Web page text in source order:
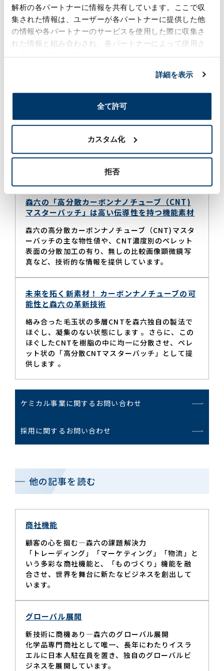
解析の各パートナーに情報を共有しています。ここで収
集された情報は、ユーザーが各パートナーに提供した他
の情報や各パートナーのサービスを使用した際に収集さ
れた情報と組み合わされ、各パートナーによって使用さ
詳細を表示
全て許可
カスタム化
拒否
森六の高分散カーボンマスターバッチが
選ばれる理由
低添加量でも高導電性 → 柔らかさをキープ
高い分散性と均一性 → 電磁波シールド
森六の高分散カーボンマスターバッチは、「柔らかさ」
「導電性」「軽量性」という相反する要素を同時に満た
次世代モビリティ、IoT、ヘルスケア、スマートテキスタ
イルなど、未来を支える分野での活用が期待されていま
森六の「高分散カーボンナノチューブ（CNT)
マスターバッチ」は高い伝導性を持つ機能素材
森六の高分散カーボンナノチューブ（CNT)マスタ
ーバッチの主な物性値や、CNT濃度別のペレット
表面の分散加工の有り、無しの比較画像顕微鏡写
真など、技術的な情報を提供しています。
未来を拓く新素材！ カーボンナノチューブの可
能性と森六の革新技術
絡み合った毛玉状の多層CNTを森六独自の製法で
ほぐし、凝集のない状態にします 。さらに、この
ほぐしたCNTを樹脂の中に均一に分散させ、ペレ
ット状の「高分散CNTマスターバッチ」として提
供します 。
ケミカル事業に関するお問い合わせ
採用に関するお問い合わせ
他の記事を読む
商社機能
顧客の心を掴む—森六の課題解決力
「トレーディング」「マーケティング」「物流」と
いう多彩な商社機能と、「ものづくり」機能を融
合させ、世界を舞台に新たなビジネスを創出して
います。
グローバル展開
新技術に商機あり—森六のグローバル展開
化学品専⾨商社として唯⼀、⻑年にわたりイスラ
エルに⽇本⼈駐在員を置き、独⾃のグローバルビ
ジネスを展開しています。